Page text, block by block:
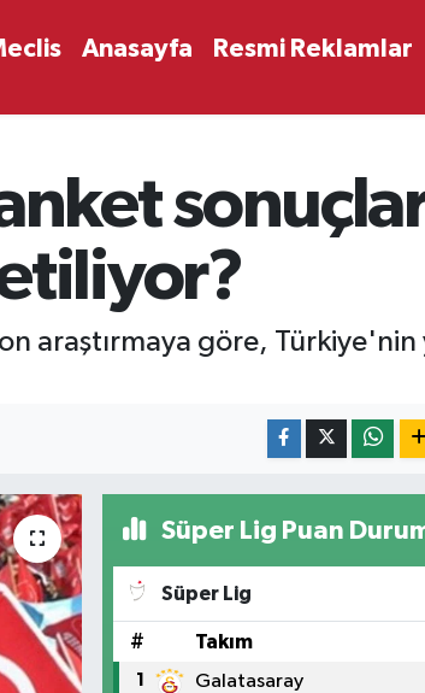
Anasayfa Resmi Reklamlar
araştırmaya göre,
Süper Lig Puan
Süper Lig
# Takım
1 Galatasaray